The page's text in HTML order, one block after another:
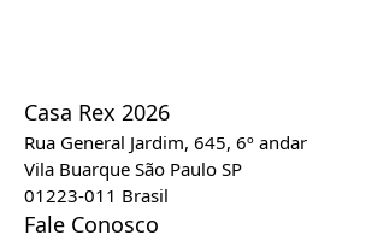
Casa Rex 2026
Rua General Jardim, 645, 6º andar
Vila Buarque São Paulo SP
01223-011 Brasil
Fale Conosco